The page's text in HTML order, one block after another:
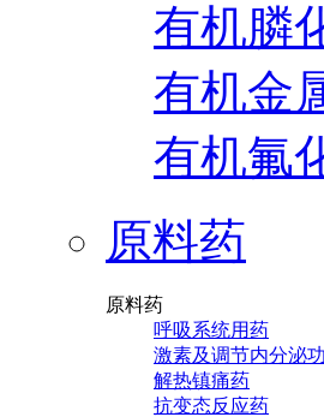
有机膦
有机金
有机氟
原料药
原料药
呼吸系统用药
激素及调节内分泌
解热镇痛药
抗变态反应药